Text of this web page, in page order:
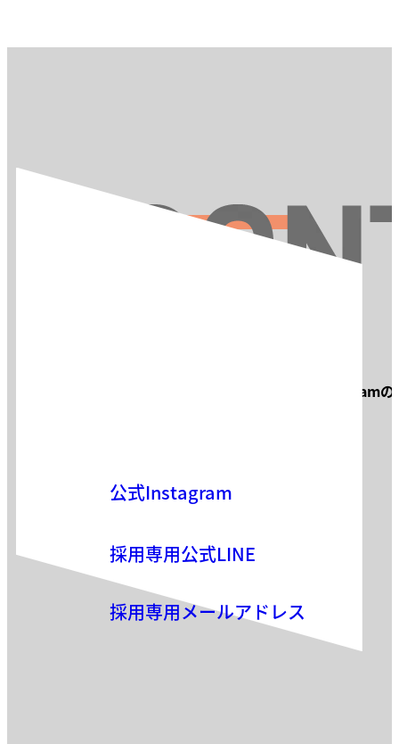
Instagram
公式Instagram
採用専用公式LINE
採用専用メールアドレス